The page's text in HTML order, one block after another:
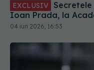
EXCLUSIV
Ioan Prada, la
04 iun 2026, 16:53